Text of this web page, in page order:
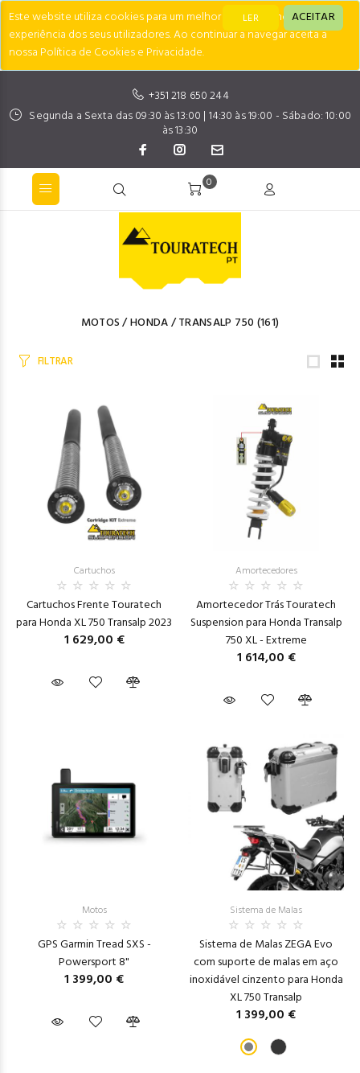
Este website utiliza cookies para um melhor desempenho e
experiência dos seus utilizadores. Ao continuar a navegar aceita a
nossa Política de Cookies e Privacidade.
LER ACEITAR
+351 218 650 244
Segunda a Sexta das 09:30 às 13:00 | 14:30 às 19:00 - Sábado: 10:00
às 13:30
0
MOTOS/HONDA/TRANSALP 750 (161)
FILTRAR
Cartuchos
Cartuchos Frente Touratech
para Honda XL 750 Transalp 2023
1 629,00 €
Amortecedores
Amortecedor Trás Touratech
Suspension para Honda Transalp
750 XL - Extreme
1 614,00 €
Motos
GPS Garmin Tread SXS -
Powersport 8"
1 399,00 €
Sistema de Malas
Sistema de Malas ZEGA Evo
com suporte de malas em aço
inoxidável cinzento para Honda
XL 750 Transalp
1 399,00 €